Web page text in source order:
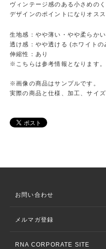
ヴィンテージ感のある小さめのく
デザインのポイントになりオスス
生地感：やや薄い・やや柔らかい
透け感：やや透ける (ホワイトの
伸縮性：あり
※こちらは参考情報となります
※画像の商品はサンプルです。
実際の商品と仕様、加工、サイ
お問い合わせ
メルマガ登録
RNA CORPORATE SITE